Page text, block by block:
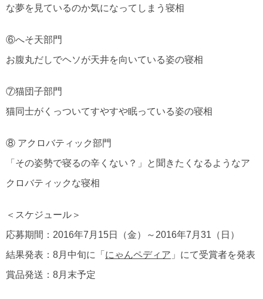
な夢を見ているのか気になってしまう寝相
⑥へそ天部門
お腹丸だしでヘソが天井を向いている姿の寝相
⑦猫団子部門
猫同士がくっついてすやすや眠っている姿の寝相
⑧ アクロバティック部門
「その姿勢で寝るの辛くない？」と聞きたくなるようなア
クロバティックな寝相
＜スケジュール＞
応募期間：2016年7月15日（金）～2016年7月31（日）
結果発表：8月中旬に「 にゃんペディア 」にて受賞者を発表
賞品発送：8月末予定